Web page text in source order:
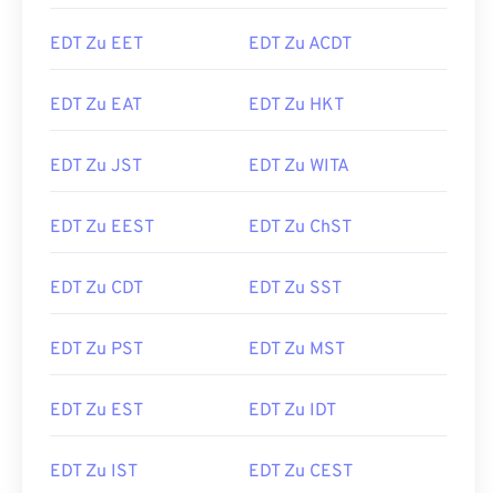
EDT Zu EET EDT Zu ACDT
EDT Zu EAT EDT Zu HKT
EDT Zu JST EDT Zu WITA
EDT Zu EEST EDT Zu ChST
EDT Zu CDT EDT Zu SST
EDT Zu PST EDT Zu MST
EDT Zu EST EDT Zu IDT
EDT Zu IST EDT Zu CEST